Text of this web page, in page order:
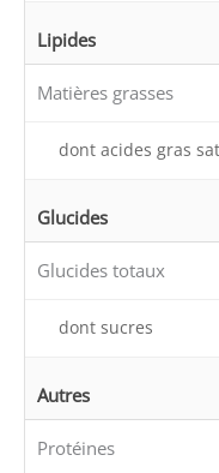
Lipides
Matières grasses
dont acides gras
Glucides
Glucides totaux
dont sucres
Autres
Protéines